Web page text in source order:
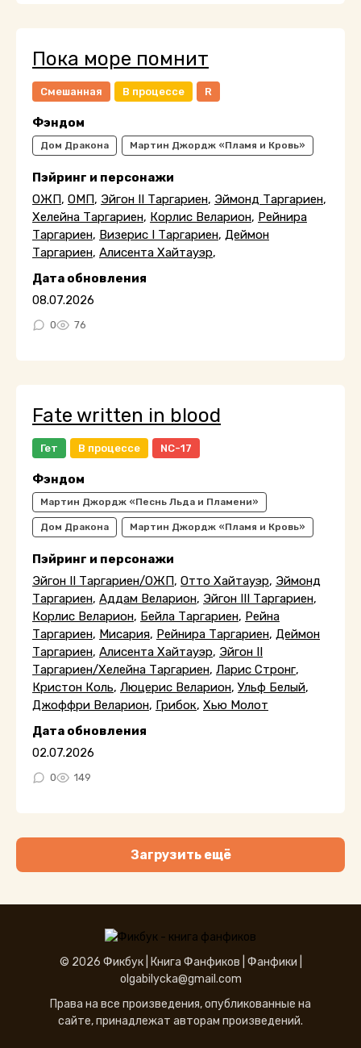
Пока море помнит
Смешанная В процессе R
Фэндом
Дом Дракона Мартин Джордж «Пламя и Кровь»
Пэйринг и персонажи
ОЖП, ОМП, Эйгон II Таргариен, Эймонд Таргариен,
Хелейна Таргариен, Корлис Веларион, Рейнира
Таргариен, Визерис I Таргариен, Деймон
Таргариен, Алисента Хайтауэр,
Дата обновления
08.07.2026
0 76
Fate written in blood
Гет В процессе NC-17
Фэндом
Мартин Джордж «Песнь Льда и Пламени»
Дом Дракона Мартин Джордж «Пламя и Кровь»
Пэйринг и персонажи
Эйгон II Таргариен/ОЖП, Отто Хайтауэр, Эймонд
Таргариен, Аддам Веларион, Эйгон III Таргариен,
Корлис Веларион, Бейла Таргариен, Рейна
Таргариен, Мисария, Рейнира Таргариен, Деймон
Таргариен, Алисента Хайтауэр, Эйгон II
Таргариен/Хелейна Таргариен, Ларис Стронг,
Кристон Коль, Люцерис Веларион,Ульф Белый,
Джоффри Веларион, Грибок, Хью Молот
Дата обновления
02.07.2026
0 149
Загрузить ещё
© 2026 Фикбук | Книга Фанфиков Фанфики
olgabilycka@gmail.com
Права на все произведения, опубликованные на
сайте, принадлежат авторам произведений.